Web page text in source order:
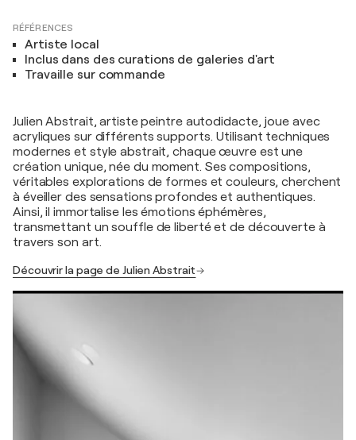
RÉFÉRENCES
Artiste local
Inclus dans des curations de galeries d'art
Travaille sur commande
Julien Abstrait, artiste peintre autodidacte, joue avec
acryliques sur différents supports. Utilisant techniques
modernes et style abstrait, chaque œuvre est une
création unique, née du moment. Ses compositions,
véritables explorations de formes et couleurs, cherchent
à éveiller des sensations profondes et authentiques.
Ainsi, il immortalise les émotions éphémères,
transmettant un souffle de liberté et de découverte à
travers son art.
Découvrir la page de Julien Abstrait